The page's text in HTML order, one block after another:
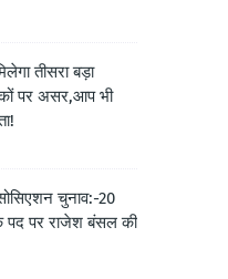
तीसरा बड़ा
पर असर,आप भी
चुनाव:-20
पद पर राजेश बंसल की